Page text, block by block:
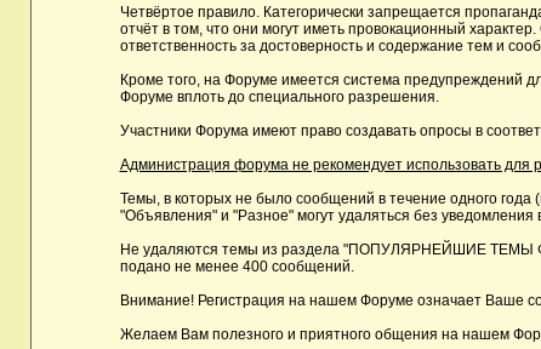
Четвёртое правило. Категорически запрещается
отчёт в том, что они могут иметь провокационный
ответственность за достоверность и содержание тем и
Кроме того, на Форуме имеется система предупреждений
Форуме вплоть до специального разрешения.
Участники Форума имеют право создавать опросы в
Администрация форума не рекомендует использовать для
Темы, в которых не было сообщений в течение одного
"Объявления" и "Разное" могут удаляться без уведомления
Не удаляются темы из раздела "ПОПУЛЯРНЕЙШИЕ ТЕМЫ
подано не менее 400 сообщений.
Внимание! Регистрация на нашем Форуме означает Ваше
Желаем Вам полезного и приятного общения на нашем